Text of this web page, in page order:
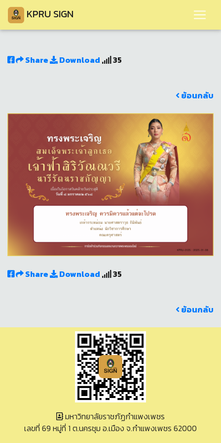
KPRU SIGN
Share Download 35
ย้อนกลับ
Share Download 35
ย้อนกลับ
มหาวิทยาลัยราชภัฏกำแพงเพชร
เลขที่ 69 หมู่ที่ 1 ต.นครชุม อ.เมือง จ.กำแพงเพชร 62000